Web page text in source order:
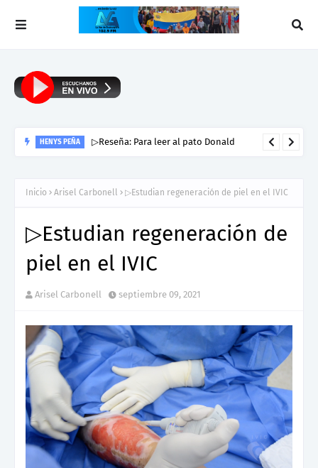
HENYS PEÑA ▷Reseña: Para leer al pato Donald
Inicio Arisel Carbonell ▷Estudian regeneración de piel en el IVIC
▷Estudian regeneración de
piel en el IVIC
Arisel Carbonell septiembre 09, 2021